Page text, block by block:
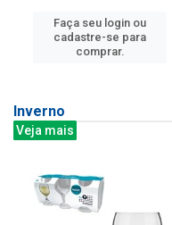
Faça seu login ou
cadastre-se para
comprar.
Inverno
Veja mais